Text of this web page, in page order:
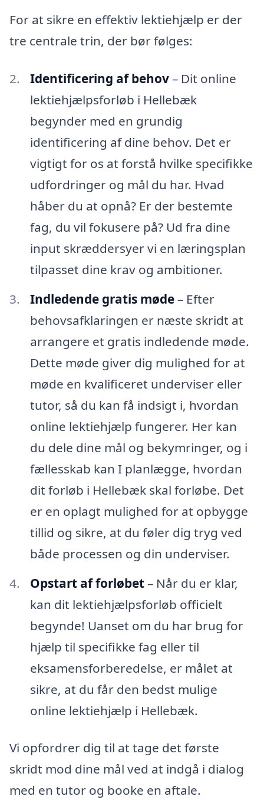
For at sikre en effektiv lektiehjælp er der
tre centrale trin, der bør følges:
Identificering af behov– Dit online
lektiehjælpsforløb i Hellebæk
begynder med en grundig
identificering af dine behov. Det er
vigtigt for os at forstå hvilke specifikke
udfordringer og mål du har. Hvad
håber du at opnå? Er der bestemte
fag, du vil fokusere på? Ud fra dine
input skræddersyer vi en læringsplan
tilpasset dine krav og ambitioner.
Indledende gratis møde– Efter
behovsafklaringen er næste skridt at
arrangere et gratis indledende møde.
Dette møde giver dig mulighed for at
møde en kvalificeret underviser eller
tutor, så du kan få indsigt i, hvordan
online lektiehjælp fungerer. Her kan
du dele dine mål og bekymringer, og i
fællesskab kan I planlægge, hvordan
dit forløb i Hellebæk skal forløbe. Det
er en oplagt mulighed for at opbygge
tillid og sikre, at du føler dig tryg ved
både processen og din underviser.
Opstart af forløbet– Når du er klar,
kan dit lektiehjælpsforløb officielt
begynde! Uanset om du har brug for
hjælp til specifikke fag eller til
eksamensforberedelse, er målet at
sikre, at du får den bedst mulige
online lektiehjælp i Hellebæk.
Vi opfordrer dig til at tage det første
skridt mod dine mål ved at indgå i dialog
med en tutor og booke en aftale.